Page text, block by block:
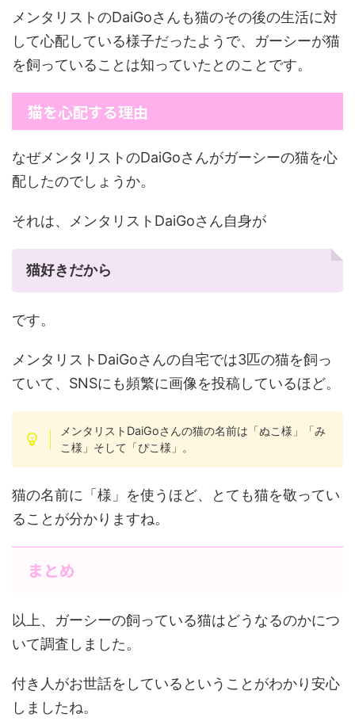
メンタリストのDaiGoさんも猫のその後の生活に対
して心配している様子だったようで、ガーシーが猫
を飼っていることは知っていたとのことです。
猫を心配する理由
なぜメンタリストのDaiGoさんがガーシーの猫を心
配したのでしょうか。
それは、メンタリストDaiGoさん自身が
猫好きだから
です。
メンタリストDaiGoさんの自宅では3匹の猫を飼っ
ていて、SNSにも頻繁に画像を投稿しているほど。
メンタリストDaiGoさんの猫の名前は「ぬこ様」「み
こ様」そして「ぴこ様」。
猫の名前に「様」を使うほど、とても猫を敬ってい
ることが分かりますね。
まとめ
以上、ガーシーの飼っている猫はどうなるのかにつ
いて調査しました。
付き人がお世話をしているということがわかり安心
しましたね。